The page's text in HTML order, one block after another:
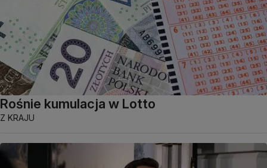
Rośnie kumulacja w Lotto
Z KRAJU